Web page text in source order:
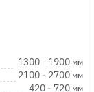
1300 - 1900 мм
2100 - 2700 мм
420 - 720 мм